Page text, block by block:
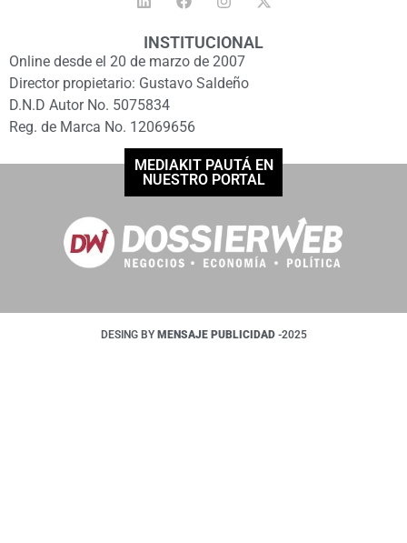
INSTITUCIONAL
Online desde el 20 de marzo de 2007
Director propietario: Gustavo Saldeño
D.N.D Autor No. 5075834
Reg. de Marca No. 12069656
MEDIAKIT PAUTÁ EN
NUESTRO PORTAL
DESING BY MENSAJE PUBLICIDAD -2025